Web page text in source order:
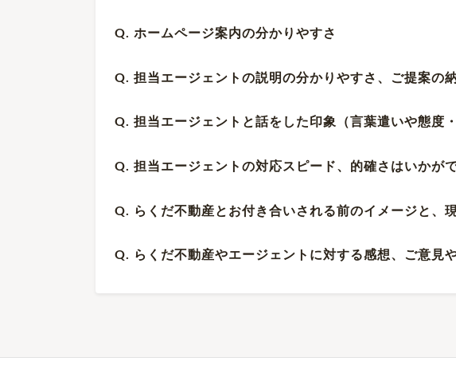
Q. ホームページ案内の分かりやすさ
Q. 担当エージェントの説明の分かりやすさ、ご提案の
Q. 担当エージェントと話をした印象（言葉遣いや態度
Q. 担当エージェントの対応スピード、的確さはいかが
Q. らくだ不動産とお付き合いされる前のイメージと、
Q. らくだ不動産やエージェントに対する感想、ご意見